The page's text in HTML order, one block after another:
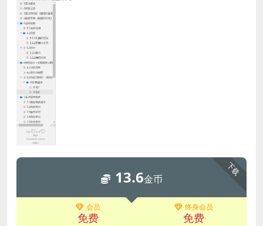
下载
13.6金币
会员
免费
终身会员
免费